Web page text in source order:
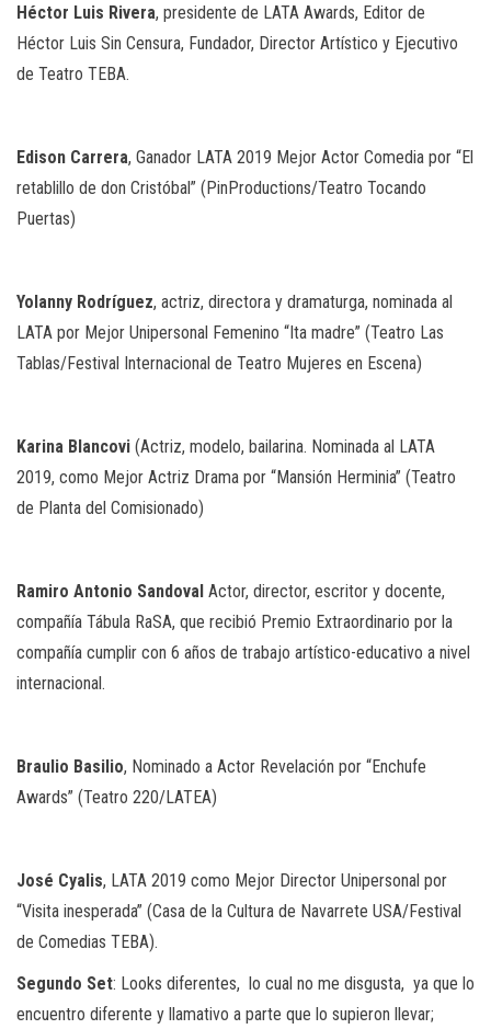
Héctor Luis Rivera, presidente de LATA Awards, Editor de
Héctor Luis Sin Censura, Fundador, Director Artístico y Ejecutivo
de Teatro TEBA.
Edison Carrera, Ganador LATA 2019 Mejor Actor Comedia por “El
retablillo de don Cristóbal” (PinProductions/Teatro Tocando
Puertas)
Yolanny Rodríguez, actriz, directora y dramaturga, nominada al
LATA por Mejor Unipersonal Femenino “Ita madre” (Teatro Las
Tablas/Festival Internacional de Teatro Mujeres en Escena)
Karina Blancovi (Actriz, modelo, bailarina. Nominada al LATA
2019, como Mejor Actriz Drama por “Mansión Herminia” (Teatro
de Planta del Comisionado)
Ramiro Antonio Sandoval Actor, director, escritor y docente,
compañía Tábula RaSA, que recibió Premio Extraordinario por la
compañía cumplir con 6 años de trabajo artístico-educativo a nivel
internacional.
Braulio Basilio, Nominado a Actor Revelación por “Enchufe
Awards” (Teatro 220/LATEA)
José Cyalis, LATA 2019 como Mejor Director Unipersonal por
“Visita inesperada” (Casa de la Cultura de Navarrete USA/Festival
de Comedias TEBA).
Segundo Set: Looks diferentes, lo cual no me disgusta, ya que lo
encuentro diferente y llamativo a parte que lo supieron llevar;